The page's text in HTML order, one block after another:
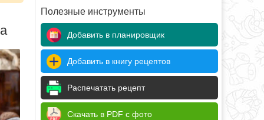
Полезные инструменты
Добавить в планировщик
Добавить в книгу рецептов
Распечатать рецепт
Скачать в PDF с фото